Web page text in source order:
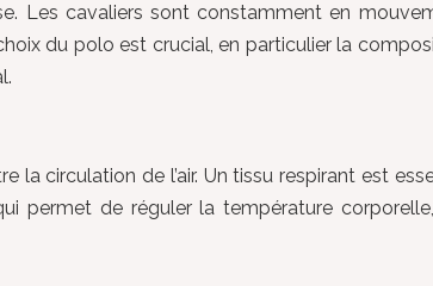
Les cavaliers sont constamment en
du polo est crucial, en particulier la
la circulation de l’air. Un tissu respirant est
permet de réguler la température